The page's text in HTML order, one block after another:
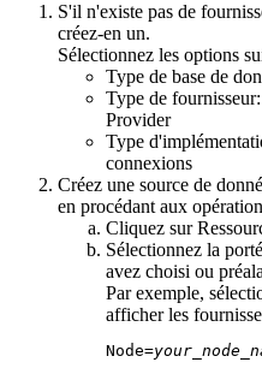
S'il n'existe pas de
créez-en un.
Sélectionnez les options
Type de base de
Type de
Provider
Type
connexions
Créez une source de
en procédant aux
Cliquez sur
Sélectionnez la
avez choisi ou
Par exemple,
afficher les
Node=